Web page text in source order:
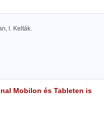
l. Kelták.
Mobilon és Tableten is